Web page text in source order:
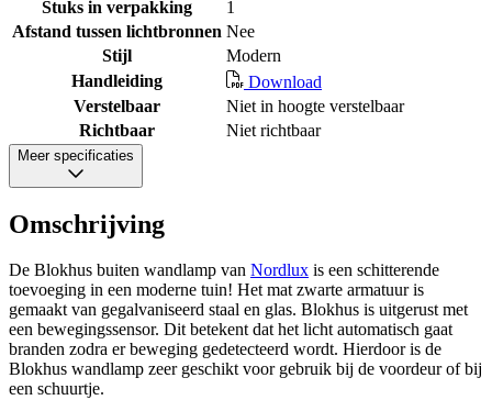
Stuks in verpakking
1
Afstand tussen lichtbronnen Nee
Stijl
Modern
Handleiding
Download
Verstelbaar
Niet in hoogte verstelbaar
Richtbaar
Niet richtbaar
Meer specificaties
Omschrijving
De Blokhus buiten wandlamp van Nordlux is een schitterende
toevoeging in een moderne tuin! Het mat zwarte armatuur is
gemaakt van gegalvaniseerd staal en glas. Blokhus is uitgerust met
een bewegingssensor. Dit betekent dat het licht automatisch gaat
branden zodra er beweging gedetecteerd wordt. Hierdoor is de
Blokhus wandlamp zeer geschikt voor gebruik bij de voordeur of bij
een schuurtje.